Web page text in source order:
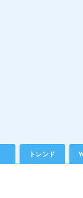
トレンド